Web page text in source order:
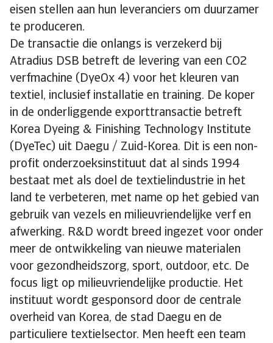
eisen stellen aan hun leveranciers om duurzamer
te produceren.
De transactie die onlangs is verzekerd bij
Atradius DSB betreft de levering van een CO2
verfmachine (DyeOx 4) voor het kleuren van
textiel, inclusief installatie en training. De koper
in de onderliggende exporttransactie betreft
Korea Dyeing & Finishing Technology Institute
(DyeTec) uit Daegu / Zuid-Korea. Dit is een non-
profit onderzoeksinstituut dat al sinds 1994
bestaat met als doel de textielindustrie in het
land te verbeteren, met name op het gebied van
gebruik van vezels en milieuvriendelijke verf en
afwerking. R&D wordt breed ingezet voor onder
meer de ontwikkeling van nieuwe materialen
voor gezondheidszorg, sport, outdoor, etc. De
focus ligt op milieuvriendelijke productie. Het
instituut wordt gesponsord door de centrale
overheid van Korea, de stad Daegu en de
particuliere textielsector. Men heeft een team